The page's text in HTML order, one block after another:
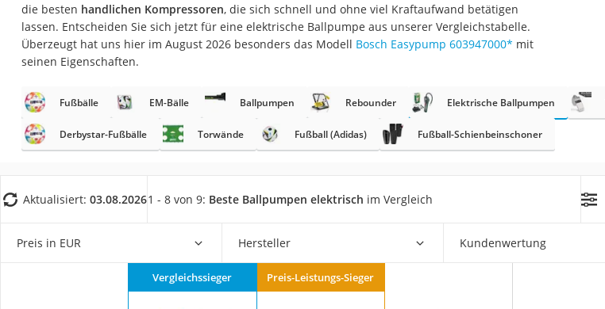
Trekkingschuhe Herren
Reisetasche mit Rollen
Nachtsichtgerät
Faltschloss
Sicherheitsweste Reiten
Service
die besten handlichen Kompressoren, die sich schnell und ohne viel Kraftaufwand betätigen
lassen. Entscheiden Sie sich jetzt für eine elektrische Ballpumpe aus unserer Vergleichstabelle.
Überzeugt hat uns hier im August 2026 besonders das Modell Bosch Easypump 603947000* mit
seinen Eigenschaften.
Fußbälle EM-Bälle Ballpumpen Rebounder Elektrische Ballpumpen
Derbystar-Fußbälle Torwände Fußball (Adidas) Fußball-Schienbeinschoner
Aktualisiert: 03.08.20261 - 8 von 9: Beste Ballpumpen elektrisch im Vergleich
Preis in EUR Hersteller Kundenwertung
Vergleichssieger Preis-Leistungs-Sieger